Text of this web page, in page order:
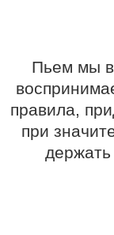
Пьем мы
правила,
при
держать